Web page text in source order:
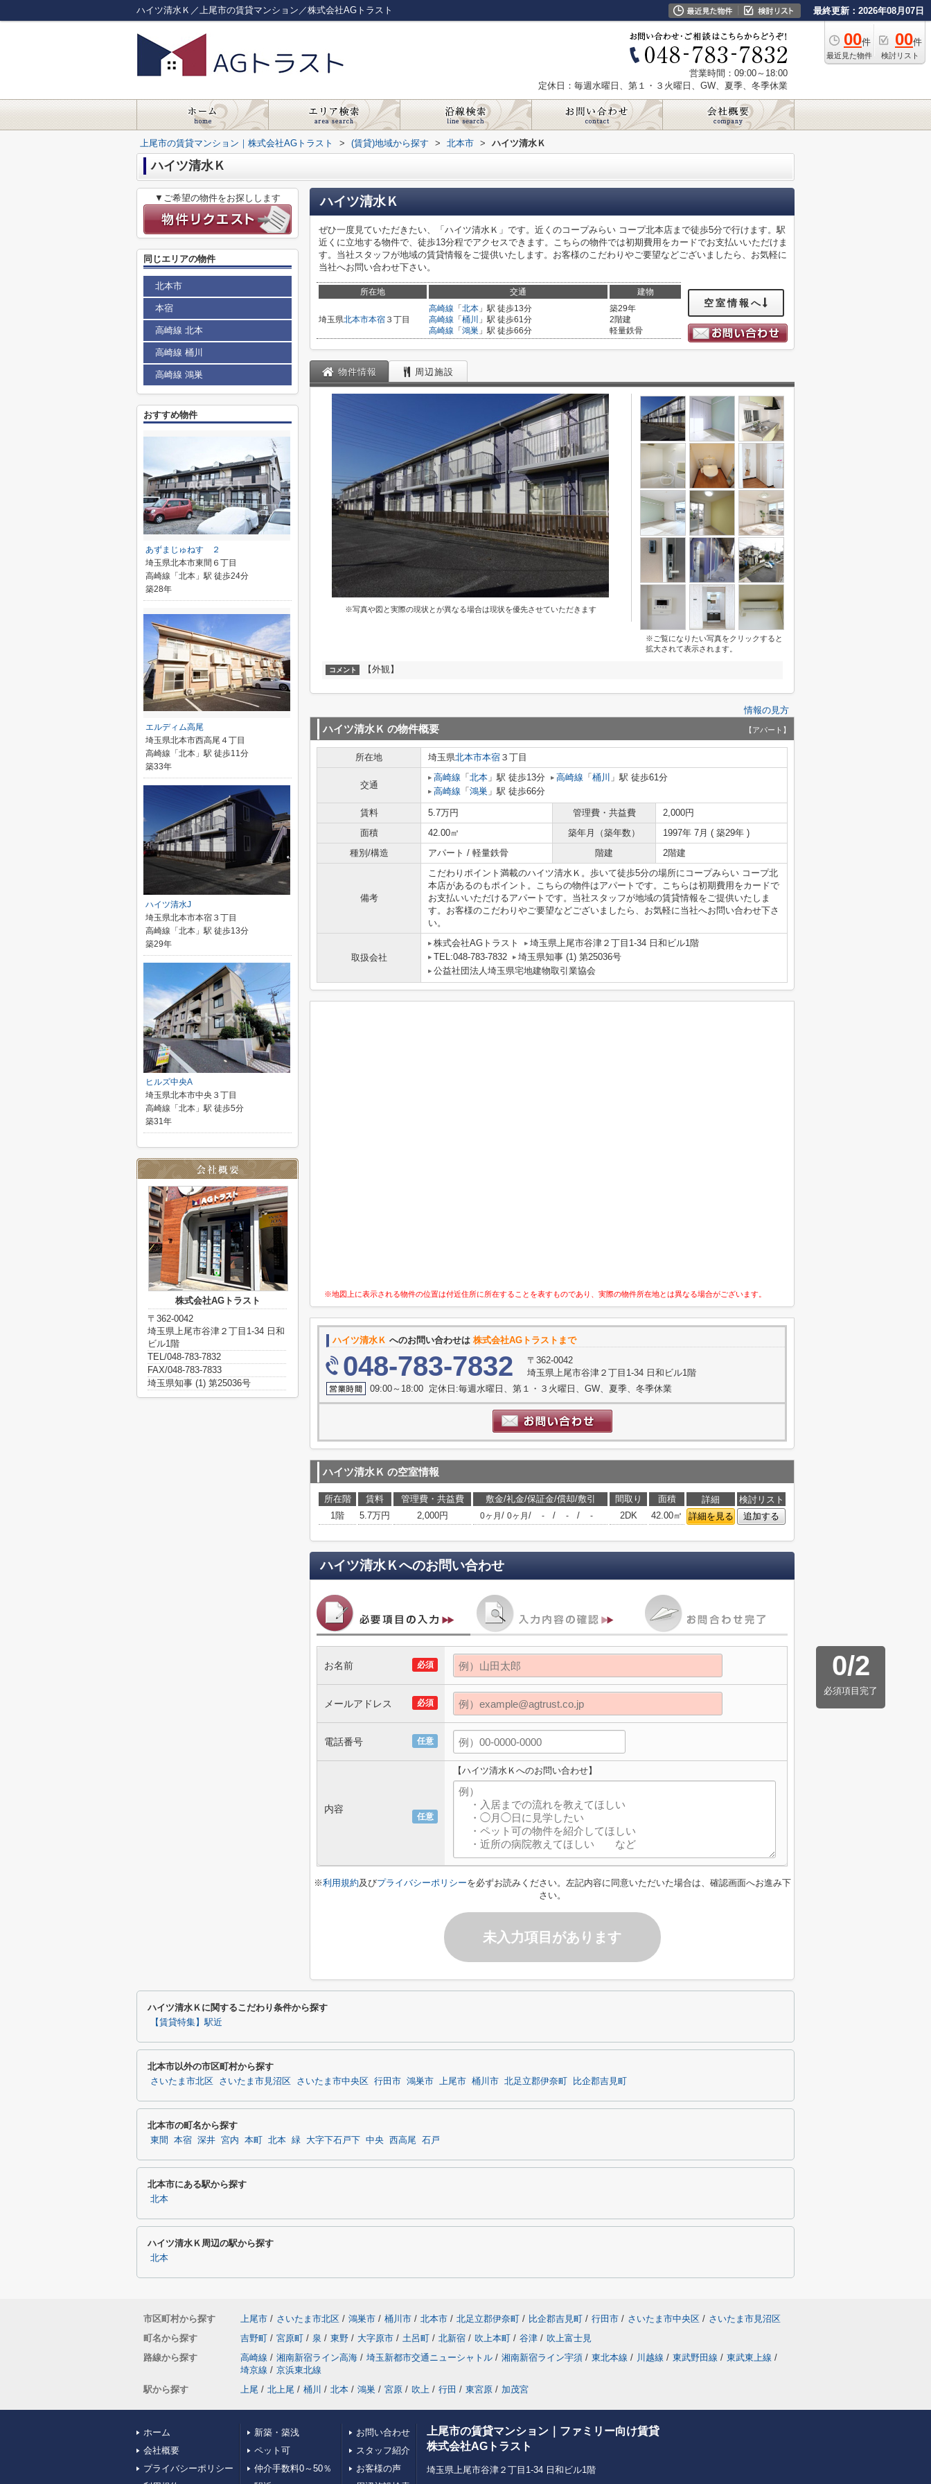
ハイツ清水Ｋ／上尾市の賃貸マンション／株式会社AGトラスト 最終更新：2026年08月07日
00件
最近見た物件
00件
検討リスト
営業時間：09:00～18:00
定休日：毎週水曜日、第１・３火曜日、GW、夏季、冬季休業
上尾市の賃貸マンション｜株式会社AGトラスト > (賃貸)地域から探す > 北本市 > ハイツ清水Ｋ
ハイツ清水Ｋ
ハイツ清水Ｋ
ぜひ一度見ていただきたい、「ハイツ清水Ｋ」です。近くのコープみらい コープ北本店まで徒歩5分で行けます。駅
近くに立地する物件で、徒歩13分程でアクセスできます。こちらの物件では初期費用をカードでお支払いいただけま
す。当社スタッフが地域の賃貸情報をご提供いたします。お客様のこだわりやご要望などございましたら、お気軽に
当社へお問い合わせ下さい。
所在地 交通 建物
埼玉県北本市本宿 ３丁目
高崎線 「 北本 」駅 徒歩13分
高崎線 「 桶川
」駅 徒歩61分
高崎線 「 鴻巣 」駅 徒歩66分
築29年
2階建
軽量鉄骨
空室情報へ
物件情報 周辺施設
※写真や図と実際の現状とが異なる場合は現状を優先させていただきます
※ご覧になりたい写真をクリックすると
拡大されて表示されます。
コメント 【外観】
情報の見方
ハイツ清水Ｋ の物件概要 【アパート】
所在地 埼玉県北本市本宿 ３丁目
交通
高崎線 「 北本 」駅 徒歩13分 高崎線 「 桶川 」駅 徒歩61分
高崎線 「 鴻巣 」駅 徒歩66分
賃料 5.7万円 管理費・共益費
2,000円
面積
42.00㎡ 築年月（築年数）
1997年 7月 ( 築29年 )
種別/構造
アパート / 軽量鉄骨 階建 2階建
備考
こだわりポイント満載のハイツ清水Ｋ。歩いて徒歩5分の場所にコープみらい コープ北
本店があるのもポイント。こちらの物件はアパートです。こちらは初期費用をカードで
お支払いいただけるアパートです。当社スタッフが地域の賃貸情報をご提供いたしま
す。お客様のこだわりやご要望などございましたら、お気軽に当社へお問い合わせ下さ
い。
取扱会社
株式会社AGトラスト
埼玉県上尾市谷津２丁目1-34 日和ビル1階
TEL:048-783-7832
埼玉県知事 (1) 第25036号
公益社団法人埼玉県宅地建物取引業協会
※地図上に表示される物件の位置は付近住所に所在することを表すものであり、実際の物件所在地とは異なる場合がございます。
ハイツ清水Ｋ へのお問い合わせは 株式会社AGトラストまで
048-783-7832
〒362-0042
埼玉県上尾市谷津２丁目1-34 日和ビル1階
09:00～18:00 定休日:毎週水曜日、第１・３火曜日、GW、夏季、冬季休業
ハイツ清水Ｋ の空室情報
所在階 賃料 管理費・共益費 敷金/礼金/保証金/償却/敷引 間取り 面積 詳細
検討リスト
1階
5.7万円 2,000円 0ヶ月 / 0ヶ月 / - / - / - 2DK 42.00㎡ 詳細を見る 追加する
ハイツ清水Ｋへのお問い合わせ
0/2
必須項目完了
必須
お名前
必須
メールアドレス
任意
電話番号
任意
内容
【ハイツ清水Ｋへのお問い合わせ】
※利用規約及びプライバシーポリシーを必ずお読みください。左記内容に同意いただいた場合は、確認画面へお進み下
さい。
未入力項目があります
▼ご希望の物件をお探しします
同じエリアの物件
北本市
本宿
高崎線 北本
高崎線 桶川
高崎線 鴻巣
おすすめ物件
あずまじゅねす ２
埼玉県北本市東間６丁目
高崎線「北本」駅 徒歩24分
築28年
エルディム高尾
埼玉県北本市西高尾４丁目
高崎線「北本」駅 徒歩11分
築33年
ハイツ清水J
埼玉県北本市本宿３丁目
高崎線「北本」駅 徒歩13分
築29年
ヒルズ中央A
埼玉県北本市中央３丁目
高崎線「北本」駅 徒歩5分
築31年
株式会社AGトラスト
〒362-0042
埼玉県上尾市谷津２丁目1-34 日和
ビル1階
TEL/048-783-7832
FAX/048-783-7833
埼玉県知事 (1) 第25036号
ハイツ清水Ｋに関するこだわり条件から探す
【賃貸特集】駅近
北本市以外の市区町村から探す
さいたま市北区 さいたま市見沼区 さいたま市中央区 行田市 鴻巣市 上尾市 桶川市 北足立郡伊奈町 比企郡吉見町
北本市の町名から探す
東間 本宿 深井 宮内 本町 北本 緑 大字下石戸下 中央 西高尾 石戸
北本市にある駅から探す
北本
ハイツ清水Ｋ周辺の駅から探す
北本
市区町村から探す 上尾市 / さいたま市北区 / 鴻巣市 / 桶川市 / 北本市 / 北足立郡伊奈町 / 比企郡吉見町 / 行田市 / さいたま市中央区 / さいたま市見沼区
町名から探す
吉野町 / 宮原町 / 泉 / 東野 / 大字原市 / 土呂町 / 北新宿 / 吹上本町 / 谷津 / 吹上富士見
路線から探す
高崎線 / 湘南新宿ライン高海 / 埼玉新都市交通ニューシャトル / 湘南新宿ライン宇須 / 東北本線 / 川越線 / 東武野田線 / 東武東上線 /
埼京線 / 京浜東北線
駅から探す
上尾 / 北上尾 / 桶川 / 北本 / 鴻巣 / 宮原 / 吹上 / 行田 / 東宮原 / 加茂宮
ホーム
会社概要
プライバシーポリシー
新築・築浅
ペット可
仲介手数料0～50％
お問い合わせ
スタッフ紹介
お客様の声
上尾市の賃貸マンション｜ファミリー向け賃貸
株式会社AGトラスト
埼玉県上尾市谷津２丁目1-34 日和ビル1階